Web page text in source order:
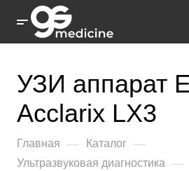
УЗИ аппарат
Acclarix LX3
Главная — Каталог —
Ультразвуковая диагностика —